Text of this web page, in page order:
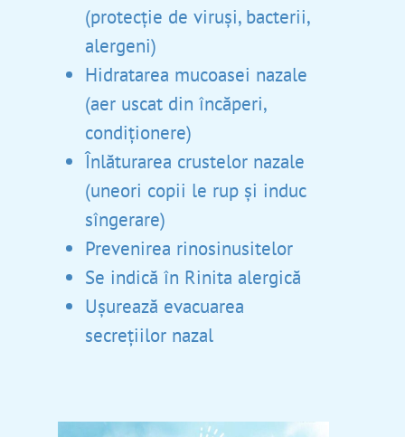
(protecție de viruși, bacterii,
alergeni)
Hidratarea mucoasei nazale
(aer uscat din încăperi,
condiționere)
Înlăturarea crustelor nazale
(uneori copii le rup și induc
sîngerare)
Prevenirea rinosinusitelor
Se indică în Rinita alergică
Ușurează evacuarea
secrețiilor nazal